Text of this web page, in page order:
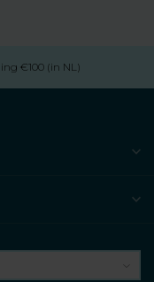
€100 (in NL)